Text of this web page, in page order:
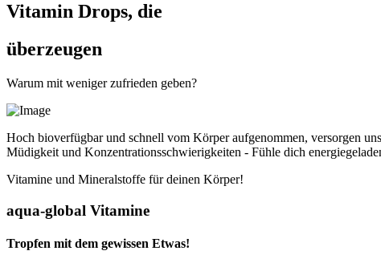
Vitamin Drops, die
überzeugen
Warum mit weniger zufrieden geben?
Hoch bioverfügbar und schnell vom Körper aufgenommen, versorgen
Müdigkeit und Konzentrationsschwierigkeiten - Fühle dich
Vitamine und Mineralstoffe für deinen Körper!
aqua-global Vitamine
Tropfen mit dem gewissen Etwas!